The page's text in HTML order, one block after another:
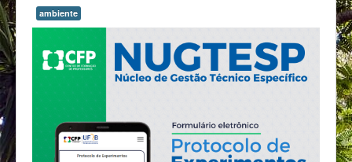
ambiente